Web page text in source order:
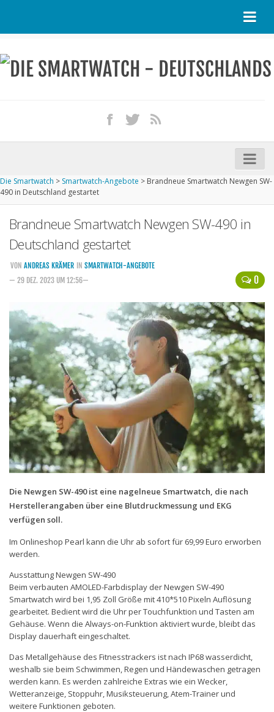
Kontakt / Tipp geben
Startseite
Kommende Smartwatches
Marken und Modelle
Handytarife
Smartphonetarife
Datentarife
o2
Smartphonetarife
Prepaid-Tarife
Datentarife
Flatrate-Prepaidtarife
Mobilfunk-Vergleichsrechner
Mobilfunk-Tarifrechner
Flatrate-Datentarife
Die Smartwatch > Smartwatch-Angebote > Brandneue Smartwatch Newgen SW-
490 in Deutschland gestartet
Brandneue Smartwatch Newgen SW-490 in
Deutschland gestartet
0
VON ANDREAS KRÄMER IN SMARTWATCH-ANGEBOTE
— 29 DEZ. 2023 UM 12:56—
Die Newgen SW-490 ist eine nagelneue Smartwatch, die nach
Herstellerangaben über eine Blutdruckmessung und EKG
verfügen soll.
Im Onlineshop Pearl kann die Uhr ab sofort für 69,99 Euro erworben
werden.
Ausstattung Newgen SW-490
Beim verbauten AMOLED-Farbdisplay der Newgen SW-490
Smartwatch wird bei 1,95 Zoll Größe mit 410*510 Pixeln Auflösung
gearbeitet. Bedient wird die Uhr per Touchfunktion und Tasten am
Gehäuse. Wenn die Always-on-Funktion aktiviert wurde, bleibt das
Display dauerhaft eingeschaltet.
Das Metallgehäuse des Fitnesstrackers ist nach IP68 wasserdicht,
weshalb sie beim Schwimmen, Regen und Händewaschen getragen
werden kann. Es werden zahlreiche Extras wie ein Wecker,
Wetteranzeige, Stoppuhr, Musiksteuerung, Atem-Trainer und
weitere Funktionen geboten.